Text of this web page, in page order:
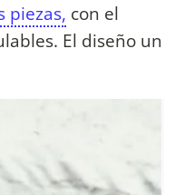
piezas, con el
El diseño un